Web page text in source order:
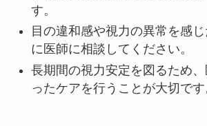
す。
目の違和感や視力の異常を感
に医師に相談してください。
長期間の視力安定を図るため
ったケアを行うことが大切です